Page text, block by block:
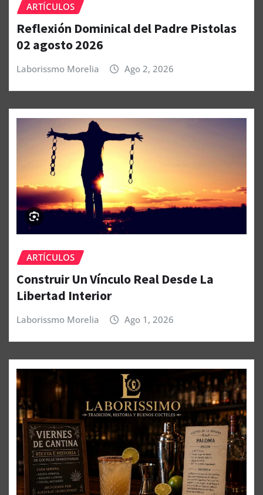
ARTÍCULOS
Reflexión Dominical del Padre Pistolas
02 agosto 2026
Laborissmo Morelia Ago 2, 2026
ARTÍCULOS
Construir Un Vínculo Real Desde La
Libertad Interior
Laborissmo Morelia Ago 1, 2026